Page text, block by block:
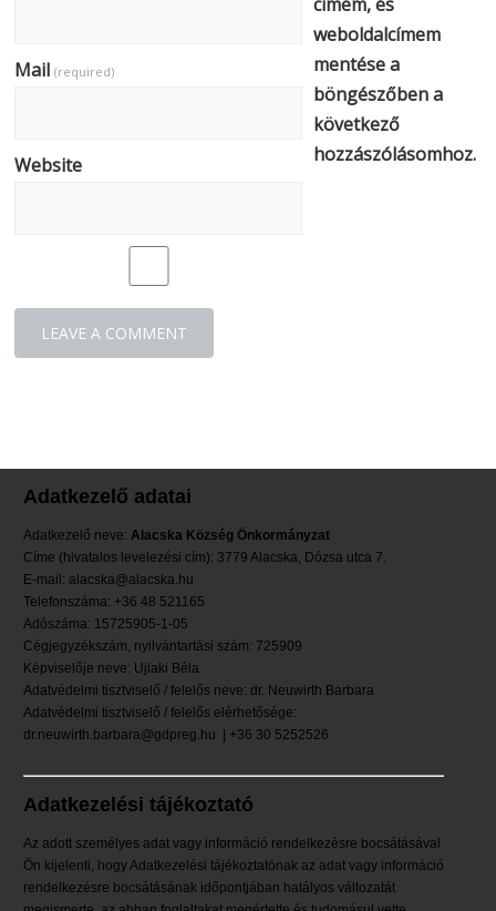
Mail(required)
Website
weboldalcímem
mentése a
böngészőben a
következő
hozzászólásomhoz.